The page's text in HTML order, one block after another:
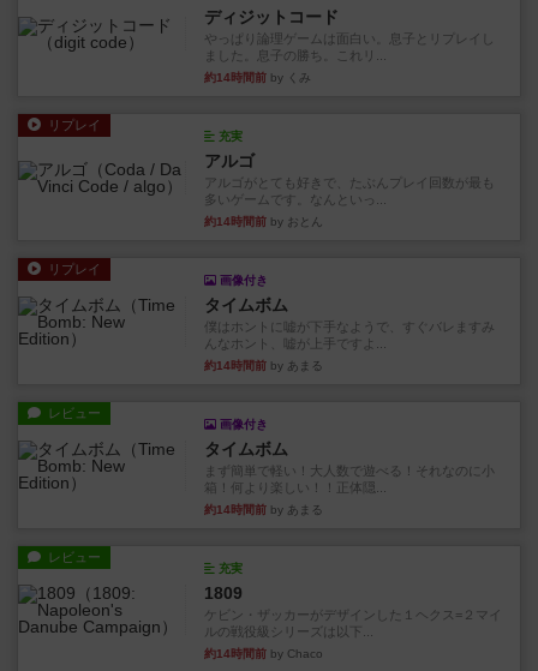
ディジットコード
やっぱり論理ゲームは面白い。息子とリプレイし
ました。息子の勝ち。これリ...
約14時間前 by くみ
リプレイ
充実
アルゴ
アルゴがとても好きで、たぶんプレイ回数が最も
多いゲームです。なんといっ...
約14時間前 by おとん
リプレイ
画像付き
タイムボム
僕はホントに嘘が下手なようで、すぐバレますみ
んなホント、嘘が上手ですよ...
約14時間前 by あまる
レビュー
画像付き
タイムボム
まず簡単で軽い！大人数で遊べる！それなのに小
箱！何より楽しい！！正体隠...
約14時間前 by あまる
レビュー
充実
1809
ケビン・ザッカーがデザインした１ヘクス=２マイ
ルの戦役級シリーズは以下...
約14時間前 by Chaco